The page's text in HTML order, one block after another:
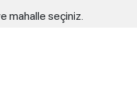
mahalle seçiniz.